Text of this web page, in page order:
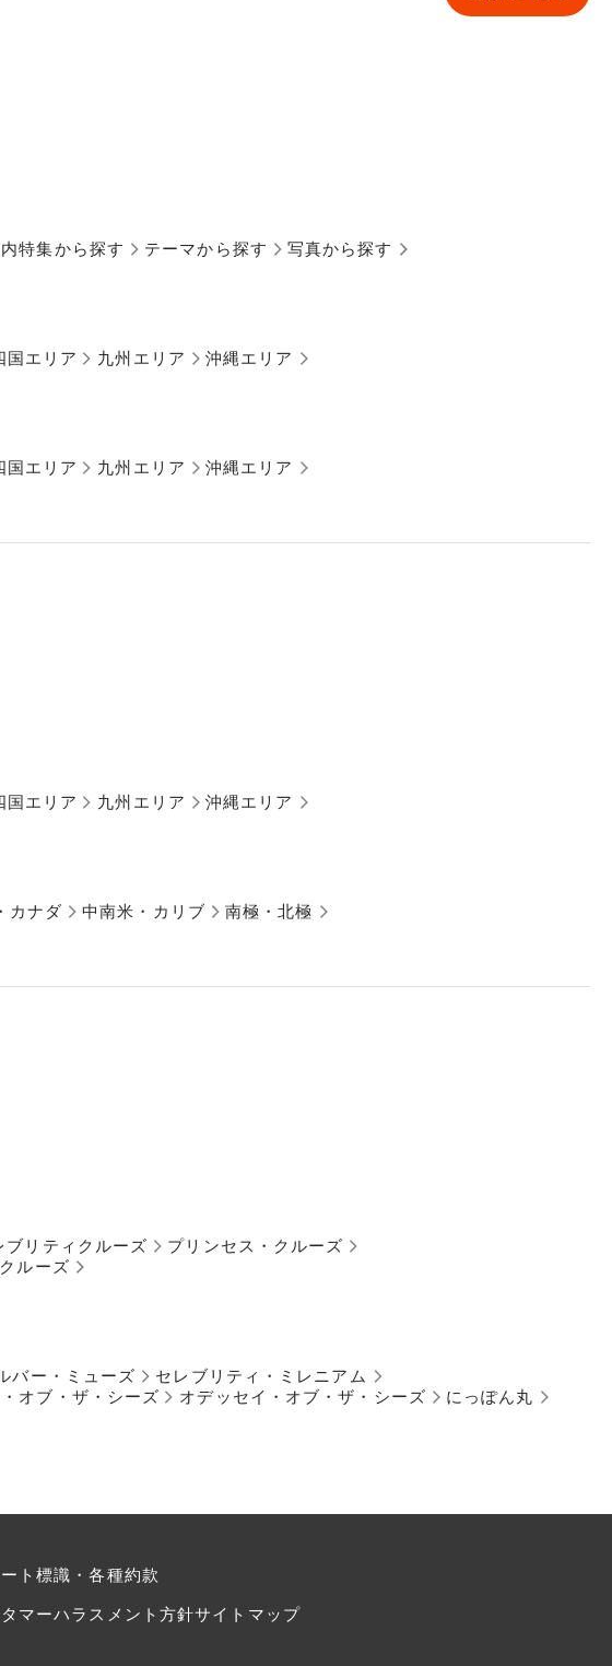
特集から探す テーマから探す 写真から探す
国エリア 九州エリア 沖縄エリア
国エリア 九州エリア 沖縄エリア
国エリア 九州エリア 沖縄エリア
カナダ 中南米・カリブ 南極・北極
ブリティクルーズ
プリンセス・クルーズ
ルーズ
バー・ミューズ
セレブリティ・ミレニアム
オブ・ザ・シーズ オデッセイ・オブ・ザ・シーズ
にっぽん丸
ト標識・各種約款
マーハラスメント方針サイトマップ